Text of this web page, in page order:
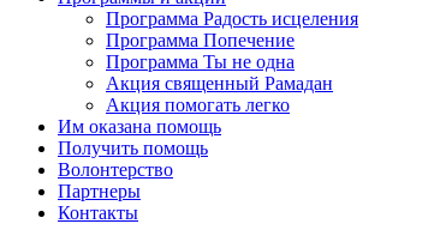
Программа Радость исцеления
Программа Попечение
Программа Ты не одна
Акция священный Рамадан
Акция помогать легко
Им оказана помощь
Получить помощь
Волонтерство
Партнеры
Контакты